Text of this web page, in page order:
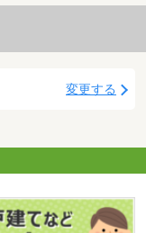
変更する